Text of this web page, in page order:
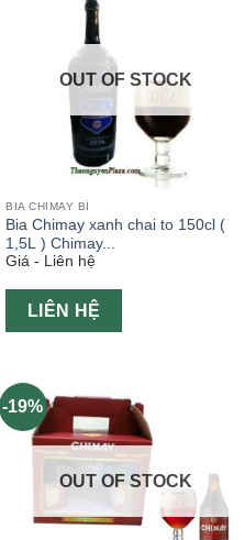
OUT OF STOCK
BIA CHIMAY BỈ
Bia Chimay xanh chai to 150cl (
1,5L ) Chimay...
Giá - Liên hệ
LIÊN HỆ
-19%
OUT OF STOCK